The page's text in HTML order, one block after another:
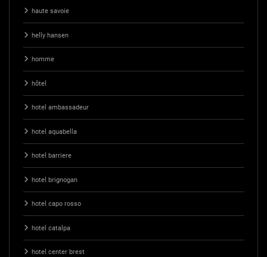
haute savoie
helly hansen
homme
hôtel
hotel ambassadeur
hotel aquabella
hotel barriere
hotel brignogan
hotel capo rosso
hotel catalpa
hotel center brest